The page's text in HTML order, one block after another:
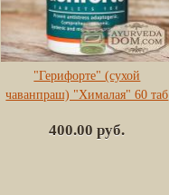
"Герифорте" (сухой
чаванпраш) "Хималая" 60 таб
400.00 руб.